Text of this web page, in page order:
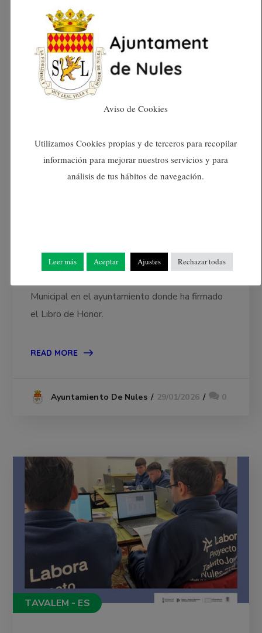
Este ciclo de conferencias alberga a destacadas
personalidades de diferentes ámbitos del
panorama actual nacional. Así, cada mes habrá
una cita con protagonistas de la actualidad
cultural, literaria, política, empresarial, o
deportiva que tratarán diversas temáticas, y
reflexiones entre el público asistente y la
persona que imparte la conferencia.
recibido por el Alcalde de Nules, David García, y
Municipal en el ayuntamiento donde ha firmado
el Libro de Honor.
READ MORE
Ayuntamiento De Nules 29/01/2026 0
TAVALEM - ES
Aviso de Cookies
Utilizamos Cookies propias y de terceros para recopilar
información para mejorar nuestros servicios y para
análisis de tus hábitos de navegación.
Leer más Aceptar Ajustes Rechazar todas